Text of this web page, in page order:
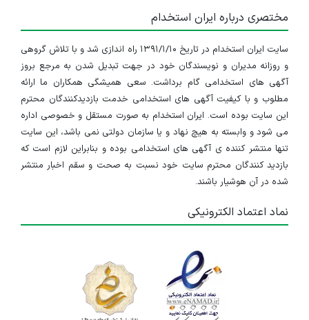
مختصری درباره ایران استخدام
سایت ایران استخدام در تاریخ ۱۳۹۱/۱/۱۰ راه اندازی شد و با تلاش گروهی
و روزانه مدیران و نویسندگان خود در جهت تبدیل شدن به مرجع بروز
آگهی های استخدامی گام برداشت. سعی همیشگی همکاران ما ارائه
مطلوب و با کیفیت آگهی های استخدامی خدمت بازدیدکنندگان محترم
این سایت بوده است. ایران استخدام به صورت مستقل و خصوصی اداره
می شود و وابسته به هیچ نهاد و یا سازمان دولتی نمی باشد، این سایت
تنها منتشر کننده ی آگهی های استخدامی بوده و بنابراین لازم است که
بازدید کنندگان محترم سایت خود نسبت به صحت و سقم اخبار منتشر
شده در آن هوشیار باشند.
نماد اعتماد الکترونیکی